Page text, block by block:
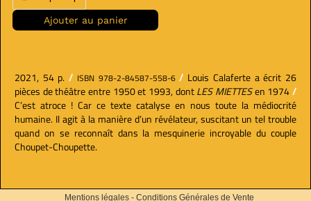
Ajouter au panier
2021, 54 p./ ISBN 978-2-84587-558-6 / Louis Calaferte a écrit 26
pièces de théâtre entre 1950 et 1993, dontLES MIETTESen 1974/
C’est atroce ! Car ce texte catalyse en nous toute la médiocrité
humaine. Il agit à la manière d’un révélateur, suscitant un tel trouble
quand on se reconnaît dans la mesquinerie incroyable du couple
Choupet-Choupette.
Mentions légales- Conditions Générales de Vente